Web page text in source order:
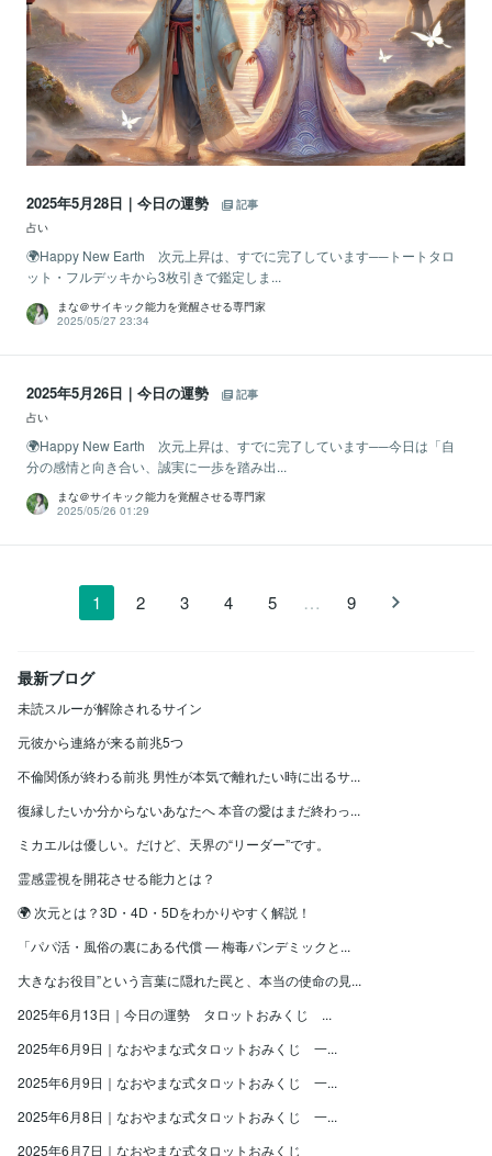
2025年5月28日｜今日の運勢
記事
占い
🌍Happy New Earth 次元上昇は、すでに完了しています──トートタロ
ット・フルデッキから3枚引きで鑑定しま...
まな＠サイキック能力を覚醒させる専門家
2025/05/27 23:34
2025年5月26日｜今日の運勢
記事
占い
🌍Happy New Earth 次元上昇は、すでに完了しています──今日は「自
分の感情と向き合い、誠実に一歩を踏み出...
まな＠サイキック能力を覚醒させる専門家
2025/05/26 01:29
1 2 3 4 5 … 9
最新ブログ
未読スルーが解除されるサイン
元彼から連絡が来る前兆5つ
不倫関係が終わる前兆 男性が本気で離れたい時に出るサ...
復縁したいか分からないあなたへ 本音の愛はまだ終わっ...
ミカエルは優しい。だけど、天界の“リーダー”です。
霊感霊視を開花させる能力とは？
🌍 次元とは？3D・4D・5Dをわかりやすく解説！
「パパ活・風俗の裏にある代償 ― 梅毒パンデミックと...
大きなお役目”という言葉に隠れた罠と、本当の使命の見...
2025年6月13日｜今日の運勢 タロットおみくじ ...
2025年6月9日｜なおやまな式タロットおみくじ 一...
2025年6月9日｜なおやまな式タロットおみくじ 一...
2025年6月8日｜なおやまな式タロットおみくじ 一...
2025年6月7日｜なおやまな式タロットおみくじ